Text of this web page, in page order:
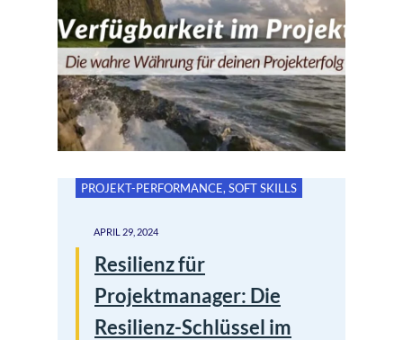
PROJEKT-PERFORMANCE, SOFT SKILLS
APRIL 29, 2024
Resilienz für
Projektmanager: Die
Resilienz-Schlüssel im